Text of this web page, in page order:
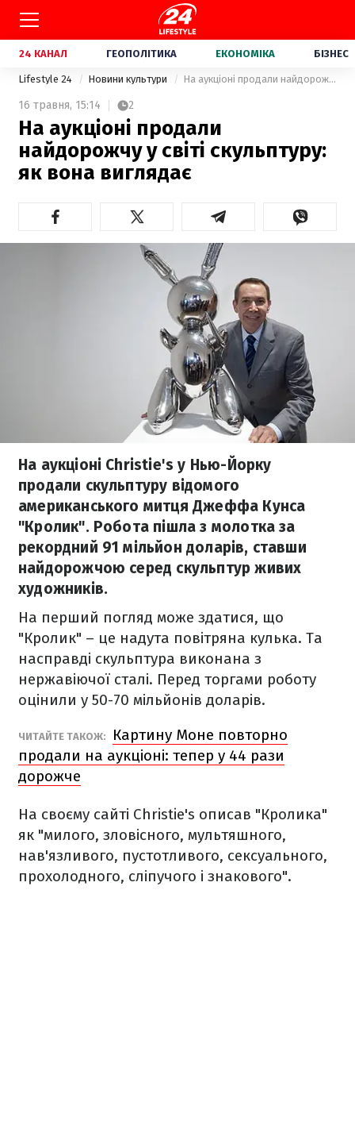
24 КАНАЛ ГЕОПОЛІТИКА ЕКОНОМІКА БІЗНЕС
Lifestyle 24 Новини культури На аукціоні продали найдорожчу у світі скульптуру: як вона виглядає
16 травня, 15:14 2
На аукціоні продали
найдорожчу у світі скульптуру:
як вона виглядає
На аукціоні Christie's у Нью-Йорку
продали скульптуру відомого
американського митця Джеффа Кунса
"Кролик". Робота пішла з молотка за
рекордний 91 мільйон доларів, ставши
найдорожчою серед скульптур живих
художників.
На перший погляд може здатися, що
"Кролик" – це надута повітряна кулька. Та
насправді скульптура виконана з
нержавіючої сталі. Перед торгами роботу
оцінили у 50-70 мільйонів доларів.
ЧИТАЙТЕ ТАКОЖ:
Картину Моне повторно
продали на аукціоні: тепер у 44 рази
дорожче
На своєму сайті Christie's описав "Кролика"
як "милого, зловісного, мультяшного,
нав'язливого, пустотливого, сексуального,
прохолодного, сліпучого і знакового".